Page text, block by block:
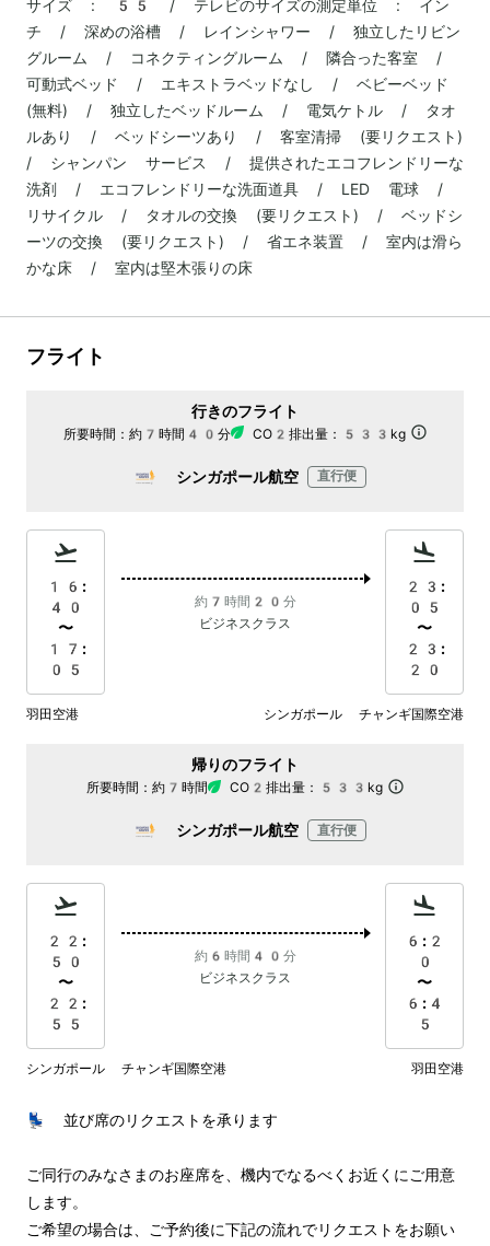
サイズ : 55 / テレビのサイズの測定単位 : イン
チ / 深めの浴槽 / レインシャワー / 独立したリビン
グルーム / コネクティングルーム / 隣合った客室 /
可動式ベッド / エキストラベッドなし / ベビーベッド
(無料) / 独立したベッドルーム / 電気ケトル / タオ
ルあり / ベッドシーツあり / 客室清掃 (要リクエスト)
/ シャンパン サービス / 提供されたエコフレンドリーな
洗剤 / エコフレンドリーな洗面道具 / LED 電球 /
リサイクル / タオルの交換 (要リクエスト) / ベッドシ
ーツの交換 (要リクエスト) / 省エネ装置 / 室内は滑ら
かな床 / 室内は堅木張りの床
フライト
行きのフライト
所要時間： 約7時間40分 CO2排出量： 533kg
シンガポール航空 直行便
16:
40
〜
17:
05
約7時間20分
ビジネスクラス
23:
05
〜
23:
20
羽田空港 シンガポール チャンギ国際空港
帰りのフライト
所要時間： 約7時間 CO2排出量： 533kg
シンガポール航空 直行便
22:
50
〜
22:
55
約6時間40分
ビジネスクラス
6:2
0
〜
6:4
5
シンガポール チャンギ国際空港 羽田空港
💺 並び席のリクエストを承ります
ご同行のみなさまのお座席を、機内でなるべくお近くにご用意
します。
ご希望の場合は、ご予約後に下記の流れでリクエストをお願い